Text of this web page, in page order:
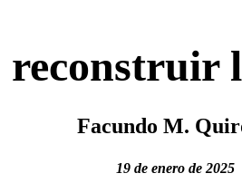
reconstruir
Facundo M.
19 de enero de 2025